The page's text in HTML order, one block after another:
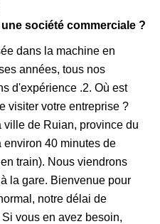
société commerciale ?
dans la machine en
années, tous nos
d'expérience .2. Où est
visiter votre entreprise ?
ville de Ruian, province du
40 minutes de
train). Nous viendrons
la gare. Bienvenue pour
notre délai de
vous en avez besoin,